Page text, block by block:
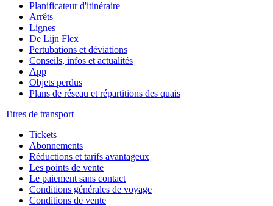
Planificateur d'itinéraire
Arrêts
Lignes
De Lijn Flex
Pertubations et déviations
Conseils, infos et actualités
App
Objets perdus
Plans de réseau et répartitions des quais
Titres de transport
Tickets
Abonnements
Réductions et tarifs avantageux
Les points de vente
Le paiement sans contact
Conditions générales de voyage
Conditions de vente